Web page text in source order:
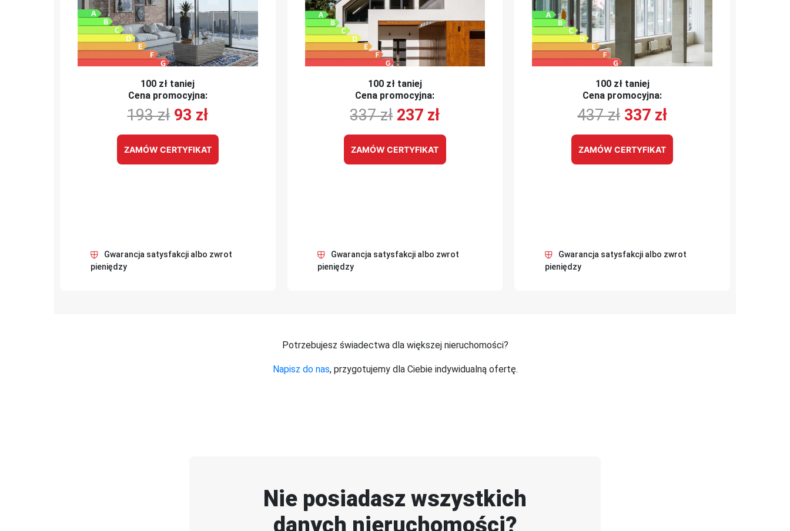
100 zł taniej
Cena promocyjna:
193 zł 93 zł
ZAMÓW CERTYFIKAT
Gwarancja satysfakcji albo zwrot
pieniędzy
100 zł taniej
Cena promocyjna:
337 zł 237 zł
ZAMÓW CERTYFIKAT
Gwarancja satysfakcji albo zwrot
pieniędzy
100 zł taniej
Cena promocyjna:
437 zł 337 zł
ZAMÓW CERTYFIKAT
Gwarancja satysfakcji albo zwrot
pieniędzy
Potrzebujesz świadectwa dla większej nieruchomości?
Napisz do nas, przygotujemy dla Ciebie indywidualną ofertę.
Nie posiadasz wszystkich
danych nieruchomości?